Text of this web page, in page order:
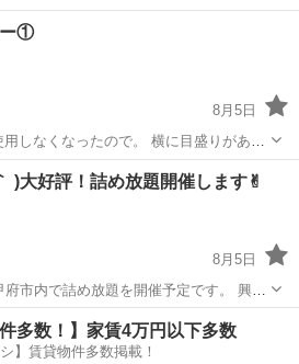
ー①
8月5日
しなくなったので。 横に目盛りがあり
ないので良かったらどうぞ。
食器 水筒
)大好評！詰め放題開催します✌︎
8月5日
致します。 店内大処分のため期間限定
食器
件多数！】家賃4万円以下多数
】賃貸物件多数掲載！